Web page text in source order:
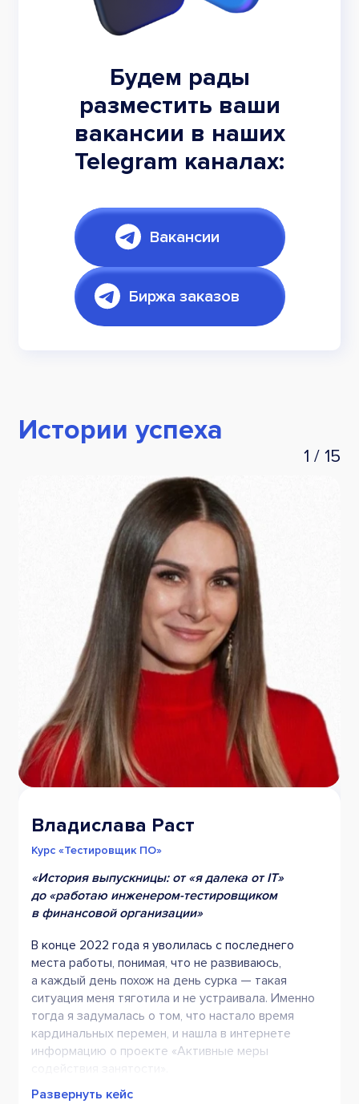
Будем рады
разместить ваши
вакансии в наших
Telegram каналах:
Вакансии
Биржа заказов
Истории успеха
1 / 15
Владислава Раст
Курс «Тестировщик ПО»
История выпускницы: от «я далека от IT»
до «работаю инженером-тестировщиком
в финансовой организации
В конце 2022 года я уволилась с последнего
места работы, понимая, что не развиваюсь,
а каждый день похож на день сурка — такая
ситуация меня тяготила и не устраивала. Именно
тогда я задумалась о том, что настало время
кардинальных перемен, и нашла в интернете
информацию о проекте «Активные меры
Развернуть кейс